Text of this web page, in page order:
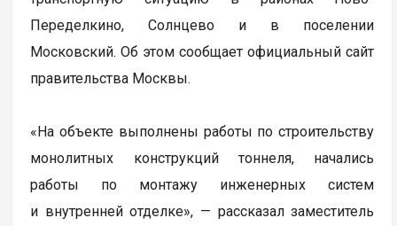
Переделкино, Солнцево и в поселении
Московский. Об этом сообщает официальный сайт
правительства Москвы.
«На объекте выполнены работы по строительству
монолитных конструкций тоннеля, начались
работы по монтажу инженерных систем
и внутренней отделке», — рассказал заместитель